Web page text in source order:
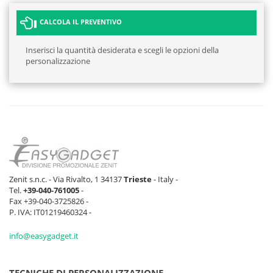
CALCOLA IL PREVENTIVO
Inserisci la quantità desiderata e scegli le opzioni della
personalizzazione
Zenit s.n.c. - Via Rivalto, 1 34137Trieste- Italy -
Tel.+39-040-761005-
Fax +39-040-3725826 -
P. IVA: IT01219460324 -
info@easygadget.it